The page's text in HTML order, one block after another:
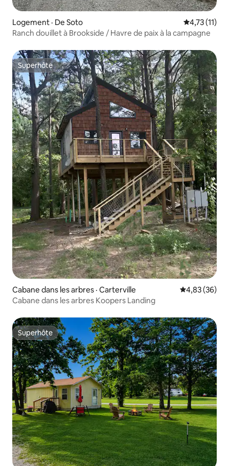
Logement · De Soto Note
4,73 (11)
Ranch douillet à Brookside / Havre de paix à la campagne
Superhôte
Superhôte
Cabane dans les arbres · Carterville Note
4,83 (36)
Cabane dans les arbres Koopers Landing
Superhôte
Superhôte